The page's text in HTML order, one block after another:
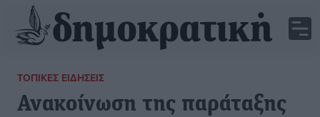
ΤΟΠΙΚΈΣ ΕΙΔΉΣΕΙΣ
Ανακοίνωση της παράταξης